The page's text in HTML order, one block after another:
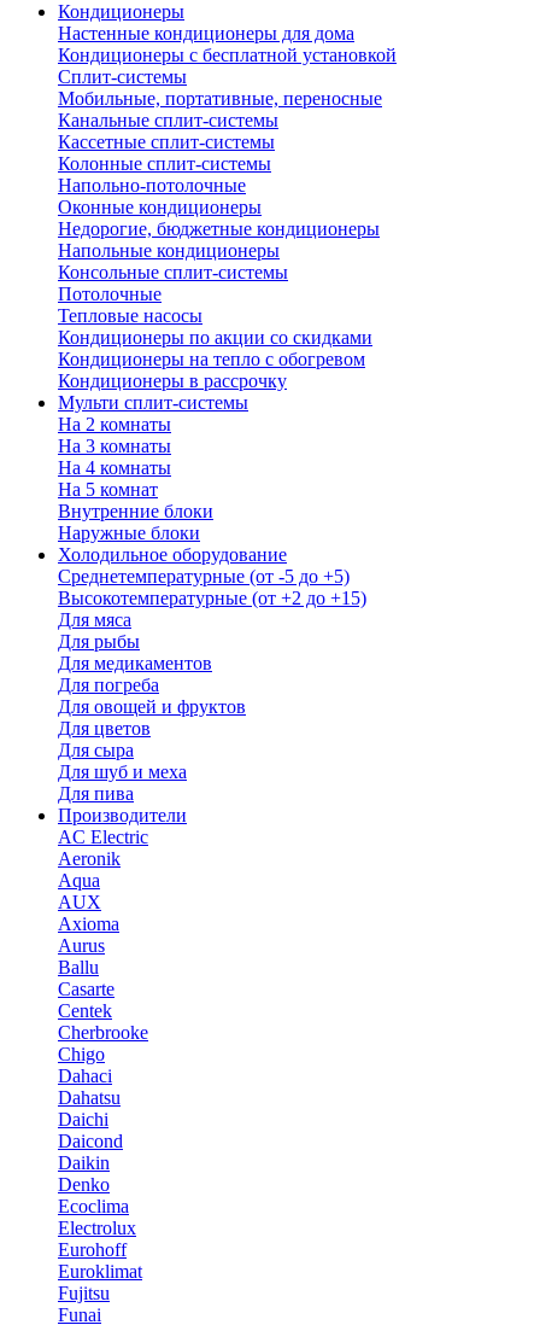
Кондиционеры
Настенные кондиционеры для дома
Кондиционеры с бесплатной установкой
Сплит-системы
Мобильные, портативные, переносные
Канальные сплит-системы
Кассетные сплит-системы
Колонные сплит-системы
Напольно-потолочные
Оконные кондиционеры
Недорогие, бюджетные кондиционеры
Напольные кондиционеры
Консольные сплит-системы
Потолочные
Тепловые насосы
Кондиционеры по акции со скидками
Кондиционеры на тепло с обогревом
Кондиционеры в рассрочку
Мульти сплит-системы
На 2 комнаты
На 3 комнаты
На 4 комнаты
На 5 комнат
Внутренние блоки
Наружные блоки
Холодильное оборудование
Среднетемпературные (от -5 до +5)
Высокотемпературные (от +2 до +15)
Для мяса
Для рыбы
Для медикаментов
Для погреба
Для овощей и фруктов
Для цветов
Для сыра
Для шуб и меха
Для пива
Производители
AC Electric
Aeronik
Aqua
AUX
Axioma
Aurus
Ballu
Casarte
Centek
Cherbrooke
Chigo
Dahaci
Dahatsu
Daichi
Daicond
Daikin
Denko
Ecoclima
Electrolux
Eurohoff
Euroklimat
Fujitsu
Funai